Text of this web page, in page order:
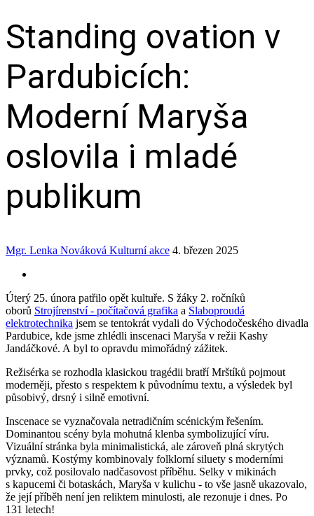
Standing ovation v
Pardubicích:
Moderní Maryša
oslovila i mladé
publikum
Mgr. Lenka Nováková Kulturní akce 4. březen 2025
Úterý 25. února patřilo opět kultuře. S žáky 2. ročníků
oborů Strojírenství - počítačová grafika a Slaboproudá
elektrotechnika jsem se tentokrát vydali do Východočeského divadla
Pardubice, kde jsme zhlédli inscenaci Maryša v režii Kashy
Jandáčkové. A byl to opravdu mimořádný zážitek.
Režisérka se rozhodla klasickou tragédii bratří Mrštíků pojmout
moderněji, přesto s respektem k původnímu textu, a výsledek byl
působivý, drsný i silně emotivní.
Inscenace se vyznačovala netradičním scénickým řešením.
Dominantou scény byla mohutná klenba symbolizující víru.
Vizuální stránka byla minimalistická, ale zároveň plná skrytých
významů. Kostýmy kombinovaly folklorní siluety s moderními
prvky, což posilovalo nadčasovost příběhu. Selky v mikinách
s kapucemi či botaskách, Maryša v kulichu ‑ to vše jasně ukazovalo,
že její příběh není jen reliktem minulosti, ale rezonuje i dnes. Po
131 letech!